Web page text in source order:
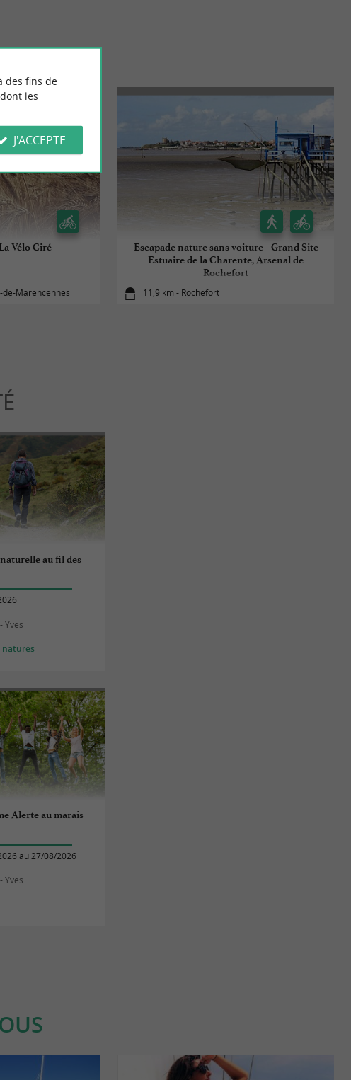
Vélo Ciré
de-Marencennes
Escapade nature sans voiture - Grand Site
Estuaire de la Charente, Arsenal de
Rochefort
11,9 km - Rochefort
au fil des
Yves
natures
Alerte au marais
au 27/08/2026
Yves
des fins de
les
J'ACCEPTE